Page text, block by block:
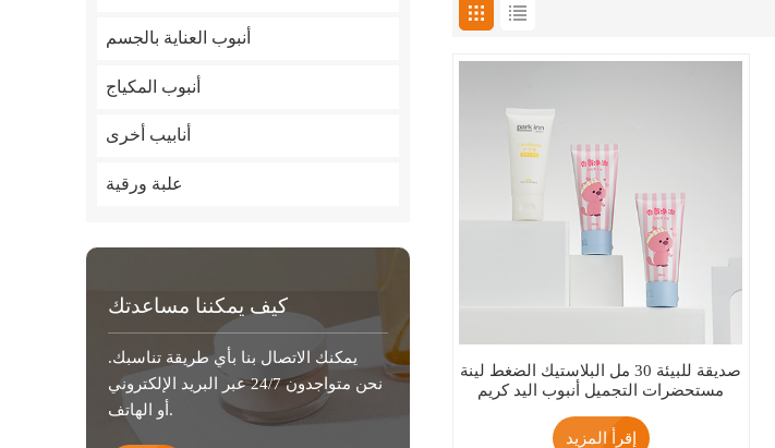
أنبوب العناية بالجسم
أنبوب المكياج
أنابيب أخرى
علبة ورقية
كيف يمكننا مساعدتك
يمكنك الاتصال بنا بأي طريقة تناسبك.
نحن متواجدون 24/7 عبر البريد الإلكتروني
أو الهاتف.
صديقة للبيئة 30 مل البلاستيك الضغط لينة
مستحضرات التجميل أنبوب اليد كريم
إقرأ المزيد